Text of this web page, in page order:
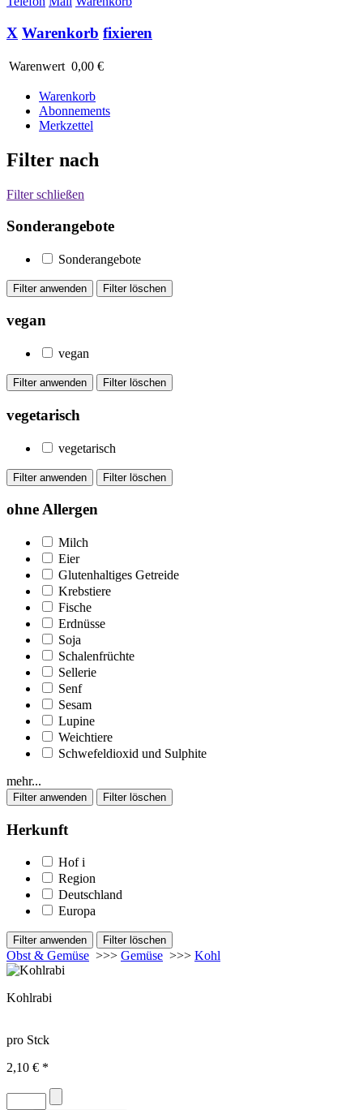
X Warenkorb fixieren
Warenwert 0,00 €
Warenkorb
Abonnements
Merkzettel
Filter nach
Filter schließen
Sonderangebote
Sonderangebote
vegan
vegan
vegetarisch
vegetarisch
ohne Allergen
Milch
Eier
Glutenhaltiges Getreide
Krebstiere
Fische
Erdnüsse
Soja
Schalenfrüchte
Sellerie
Senf
Sesam
Lupine
Weichtiere
Schwefeldioxid und Sulphite
mehr...
Herkunft
Hof i
Region
Deutschland
Europa
Obst & Gemüse >>> Gemüse >>> Kohl
Kohlrabi
pro Stck
2,10 € *